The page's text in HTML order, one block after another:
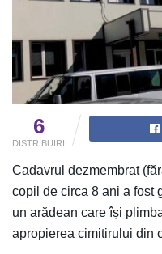
6
DISTRIBUIRI
Cadavrul dezmembrat
copil de circa 8 ani a fost
un arădean care își
apropierea cimitirului din